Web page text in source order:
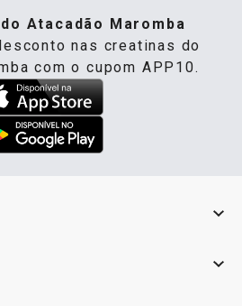
Atacadão Maromba
nas creatinas do
com o cupom APP10.